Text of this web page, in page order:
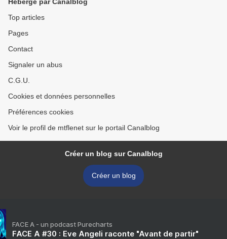
Top articles
Pages
Contact
Signaler un abus
C.G.U.
Cookies et données personnelles
Préférences cookies
Voir le profil de mtflenet sur le portail Canalblog
Créer un blog sur Canalblog
Créer un blog
FACE A - un podcast Purecharts
FACE A #30 : Eve Angeli raconte "Avant de partir"